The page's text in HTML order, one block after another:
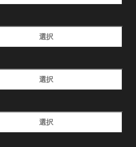
選択
選択
選択